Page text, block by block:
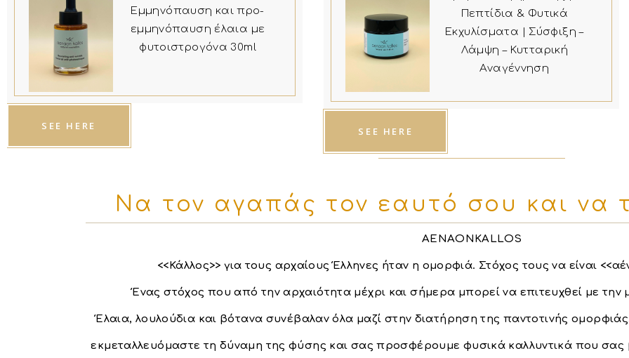
Εμμηνόπαυση και προ-
εμμηνόπαυση έλαια με
φυτοιστρογόνα 30ml
SEE HERE
Πεπτίδια & Φυτικά
Εκχυλίσματα | Σύσφιξη –
Λάμψη – Κυτταρική
Αναγέννηση
SEE HERE
Να τον αγαπάς τον εαυτό σου και να
AENAONKALLOS
<<Κάλλος>> για τους αρχαίους Έλληνες ήταν η ομορφιά. Στόχος τους να είναι
Ένας στόχος που από την αρχαιότητα μέχρι και σήμερα μπορεί να επιτευχθεί με
Έλαια, λουλούδια και βότανα συνέβαλαν όλα μαζί στην διατήρηση της παντοτινής
εκμεταλλευόμαστε τη δύναμη της φύσης και σας προσφέρουμε φυσικά καλλυντικά που